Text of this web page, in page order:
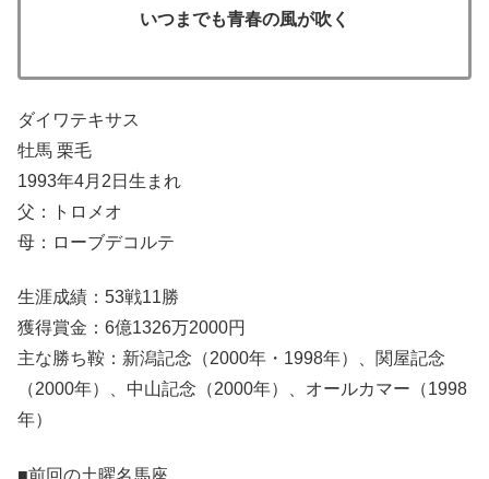
いつまでも青春の風が吹く
ダイワテキサス
牡馬 栗毛
1993年4月2日生まれ
父：トロメオ
母：ローブデコルテ
生涯成績：53戦11勝
獲得賞金：6億1326万2000円
主な勝ち鞍：新潟記念（2000年・1998年）、関屋記念
（2000年）、中山記念（2000年）、オールカマー（1998
年）
■前回の土曜名馬座